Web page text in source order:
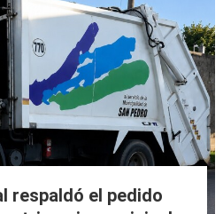
respaldó el pedido